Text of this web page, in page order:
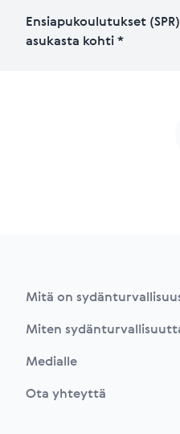
Ensiapukoulutukset
asukasta kohti *
Mitä on
Miten
Medialle
Ota yhteyttä